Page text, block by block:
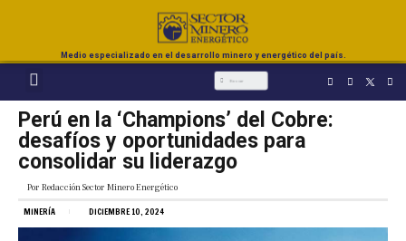
Medio especializado en el desarrollo minero y energético del país.
Perú en la ‘Champions’ del Cobre:
desafíos y oportunidades para
consolidar su liderazgo
Por Redacción Sector Minero Energético
MINERÍA DICIEMBRE 10, 2024